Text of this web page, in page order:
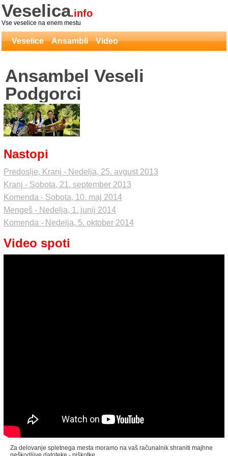
Veselica.info
Vse veselice na enem mestu
Veselice Ansambli Video
Ansambel Veseli
Podgorci
Nastopi
Predoslje, Kranj - Nedelja, 25. avgust 2013
Kranj - Sobota, 21. september 2013
Komenda - Sobota, 10. maj 2014
Mengeš - Nedelja, 1. junij 2014
Komenda - Nedelja, 5. oktober 2014
Video spoti
Za delovanje spletnega mesta moramo na vaš računalnik shraniti majhne